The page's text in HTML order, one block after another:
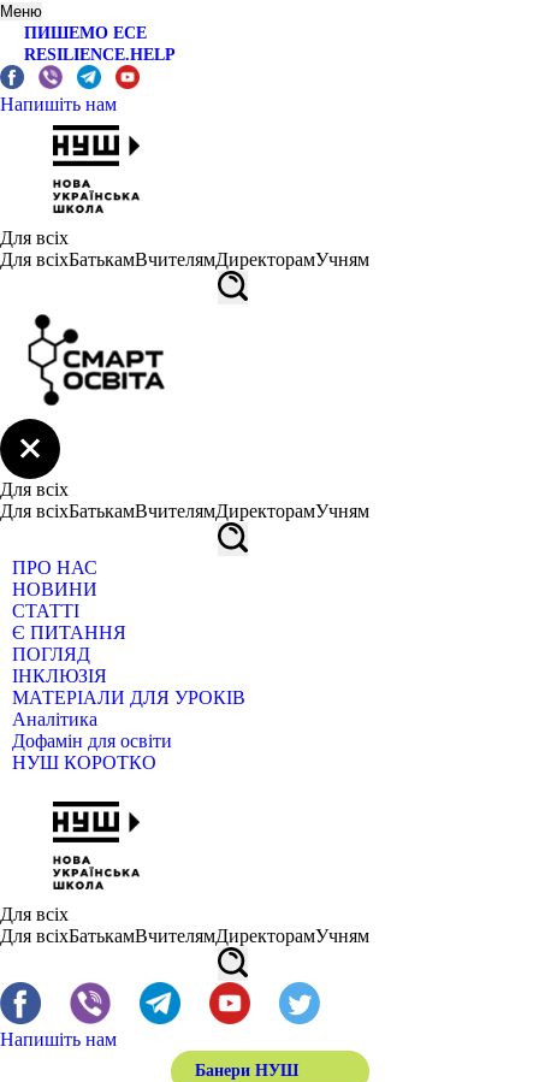
Меню
ПИШЕМО ЕСЕ
RESILIENCE.HELP
Напишіть нам
Для всіх
Для всіхБатькамВчителямДиректорамУчням
Для всіх
Для всіхБатькамВчителямДиректорамУчням
ПРО НАС
НОВИНИ
СТАТТІ
Є ПИТАННЯ
ПОГЛЯД
ІНКЛЮЗІЯ
МАТЕРІАЛИ ДЛЯ УРОКІВ
Аналітика
Дофамін для освіти
НУШ КОРОТКО
Для всіх
Для всіхБатькамВчителямДиректорамУчням
Напишіть нам
Банери НУШ